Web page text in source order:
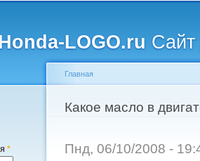
LOGO.ru Сайт
*
Вы здесь
Главная
Какое масло в
Пнд, 06/10/2008 -